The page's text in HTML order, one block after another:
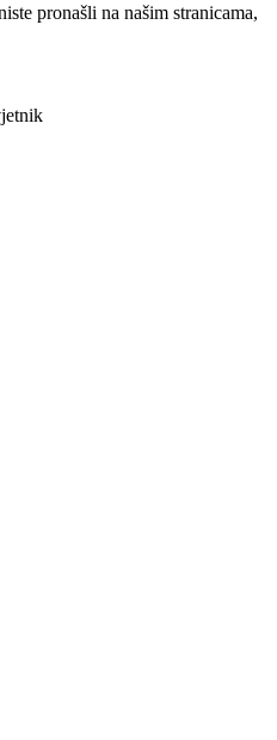
pronašli na našim stranicama,